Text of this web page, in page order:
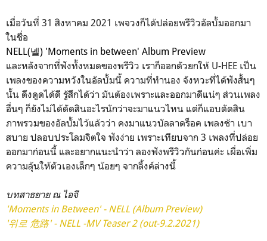
เมื่อวันที่ 31 สิงหาคม 2021 เพจวงก็ได้ปล่อยพรีวิวอัลบั้มออกมา
ในชื่อ
NELL(넬) 'Moments in between' Album Preview
และหลังจากที่ฟังทั้งหมดของพรีวิว เราก็ออกตัวยกให้ U-HEE เป็น
เพลงของความหวังในอัลบั้มนี้ ความที่ทำนอง จังหวะที่ได้ฟังสั้นๆ
นั้น ดึงดูดได้ดี รู้สึกได้ว่า มันต้องเพราะและออกมาดีแน่ๆ ส่วนเพลง
อื่นๆ ก็ยังไม่ได้ตัดสินอะไรนักว่าจะมาแนวไหน แต่ก็แอบตัดสิน
ภาพรวมของอัลบั้มไว้แล้วว่า คงมาแนวบัลลาดร็อค เพลงช้า เบา
สบาย ปลอบประโลมจิตใจ ฟังง่าย เพราะเทียบจาก 3 เพลงที่ปล่อย
ออกมาก่อนนี้ และอยากแนะนำว่า ลองฟังพรีวิวกันก่อนค่ะ เผื่อเพิ่ม
ความลุ้นให้ตัวเองเล็กๆ น้อยๆ จากลิ้งค์ล่างนี้
บทสาธยาย ณ ไอจี
'Moments in Between' - NELL (Album Preview)
'위로 危路' - NELL -MV Teaser 2 (out-9.2.2021)